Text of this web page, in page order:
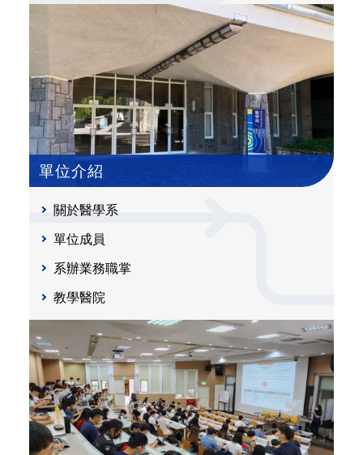
單位介紹
關於醫學系
單位成員
系辦業務職掌
教學醫院